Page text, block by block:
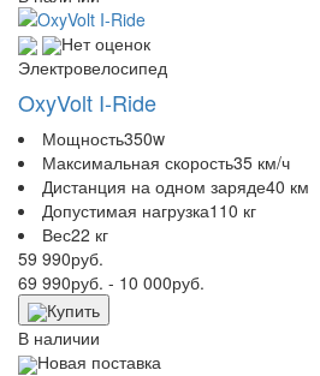
Нет оценок
Электровелосипед
OxyVolt I-Ride
Мощность350w
Максимальная скорость35 км/ч
Дистанция на одном заряде40 км
Допустимая нагрузка110 кг
Вес22 кг
59 990руб.
69 990руб. - 10 000руб.
Купить
В наличии
Новая поставка